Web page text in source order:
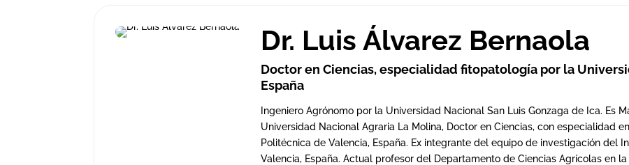
Dr. Luis Álvarez Bernaola
Doctor en Ciencias, especialidad fitopatología por la
España
Ingeniero Agrónomo por la Universidad Nacional San Luis Gonzaga de Ica. Es
Universidad Nacional Agraria La Molina, Doctor en Ciencias, con especialidad
Politécnica de Valencia, España. Ex integrante del equipo de investigación del
Valencia, España. Actual profesor del Departamento de Ciencias Agrícolas en